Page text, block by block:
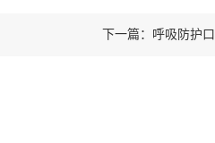
下一篇：呼吸防护